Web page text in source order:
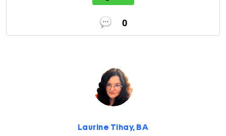
0
Laurine Tihay, BA